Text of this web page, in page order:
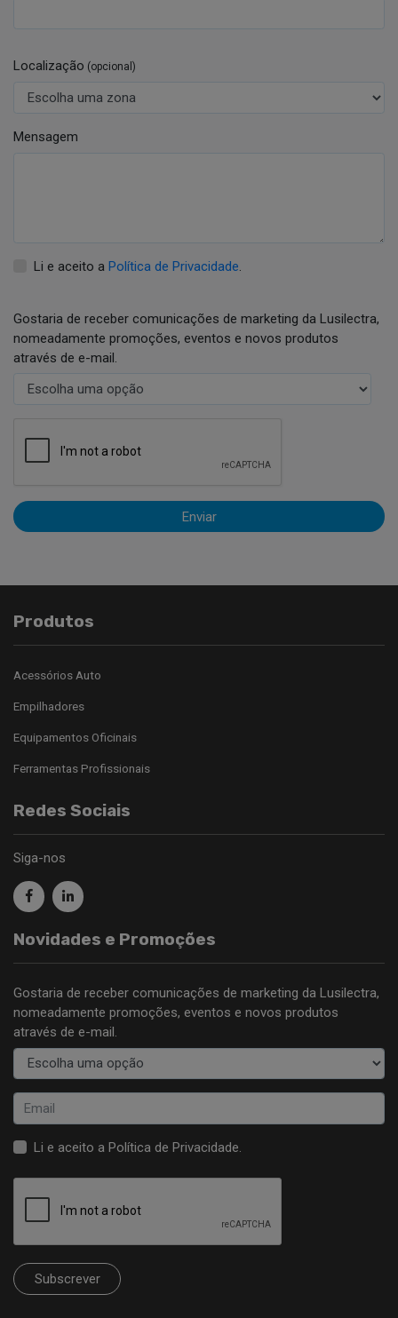
Localização (opcional)
Mensagem
Li e aceito a Política de Privacidade
Gostaria de receber comunicações de marketing da Lusilectra,
nomeadamente promoções, eventos e novos produtos
através de e-mail.
Enviar
Produtos
Acessórios Auto
Empilhadores
Equipamentos Oficinais
Ferramentas Profissionais
Redes Sociais
Siga-nos
Novidades e Promoções
Gostaria de receber comunicações de marketing da Lusilectra,
nomeadamente promoções, eventos e novos produtos
através de e-mail.
Li e aceito a Política de Privacidade
Subscrever